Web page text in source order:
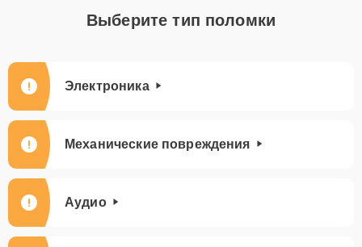
Выберите тип поломки
Электроника
Механические повреждения
Аудио